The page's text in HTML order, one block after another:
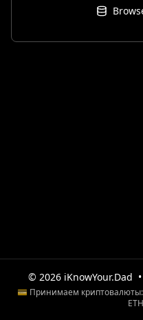
© 2026 iKnowYour.Dad •
💳 Принимаем криптовалюты: